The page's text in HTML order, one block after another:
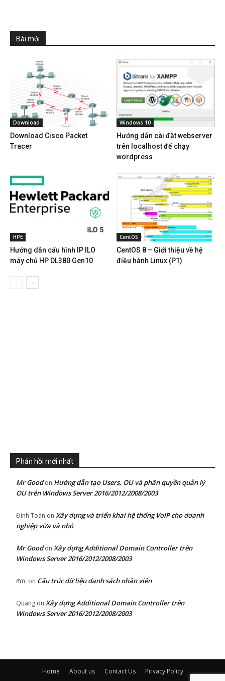
Bài mới
Download
Download Cisco Packet
Tracer
Windows 10
Hướng dẫn cài đặt webserver
trên localhost để chạy
wordpress
HPE
Hướng dẫn cấu hình IP ILO
máy chủ HP DL380 Gen10
CentOS
CentOS 8 – Giới thiệu về hệ
điều hành Linux (P1)
Phản hồi mới nhất
Mr Goodon Hướng dẫn tạo Users, OU và phân quyền quản lý
OU trên Windows Server 2016/2012/2008/2003
Đinh Toàn on Xây dựng và triển khai hệ thống VoIP cho doanh
nghiệp vừa và nhỏ
Mr Goodon Xây dựng Additional Domain Controller trên
Windows Server 2016/2012/2008/2003
đức on Cấu trúc dữ liệu danh sách nhân viên
Quang on Xây dựng Additional Domain Controller trên
Windows Server 2016/2012/2008/2003
Home About us Contact Us Privacy Policy